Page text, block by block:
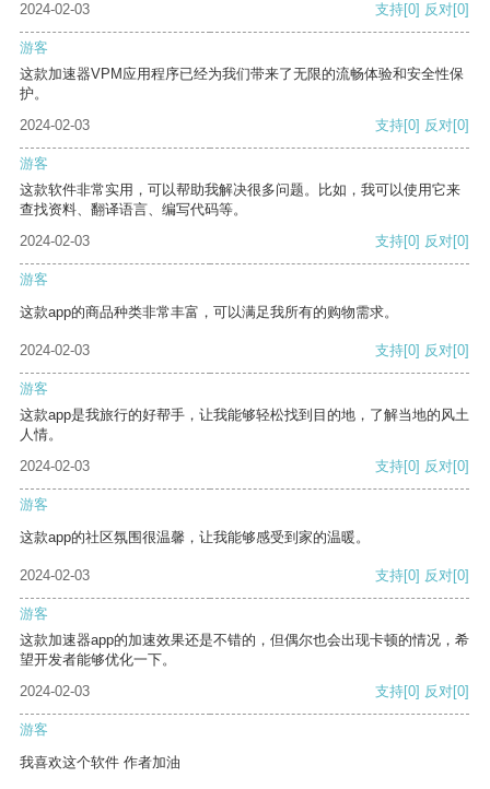
2024-02-03 支持[0] 反对[0]
游客
这款加速器VPM应用程序已经为我们带来了无限的流畅体验和安全性保
护。
2024-02-03
支持[0] 反对[0]
游客
这款软件非常实用，可以帮助我解决很多问题。比如，我可以使用它来
查找资料、翻译语言、编写代码等。
2024-02-03
支持[0] 反对[0]
游客
这款app的商品种类非常丰富，可以满足我所有的购物需求。
2024-02-03 支持[0] 反对[0]
游客
这款app是我旅行的好帮手，让我能够轻松找到目的地，了解当地的风土
人情。
2024-02-03
支持[0] 反对[0]
游客
这款app的社区氛围很温馨，让我能够感受到家的温暖。
2024-02-03 支持[0] 反对[0]
游客
这款加速器app的加速效果还是不错的，但偶尔也会出现卡顿的情况，希
望开发者能够优化一下。
2024-02-03
支持[0] 反对[0]
游客
我喜欢这个软件 作者加油